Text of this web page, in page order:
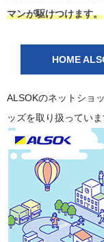
マンが駆けつけます。
HOME
ALSOKのネットショ
ッズを取り扱ってい